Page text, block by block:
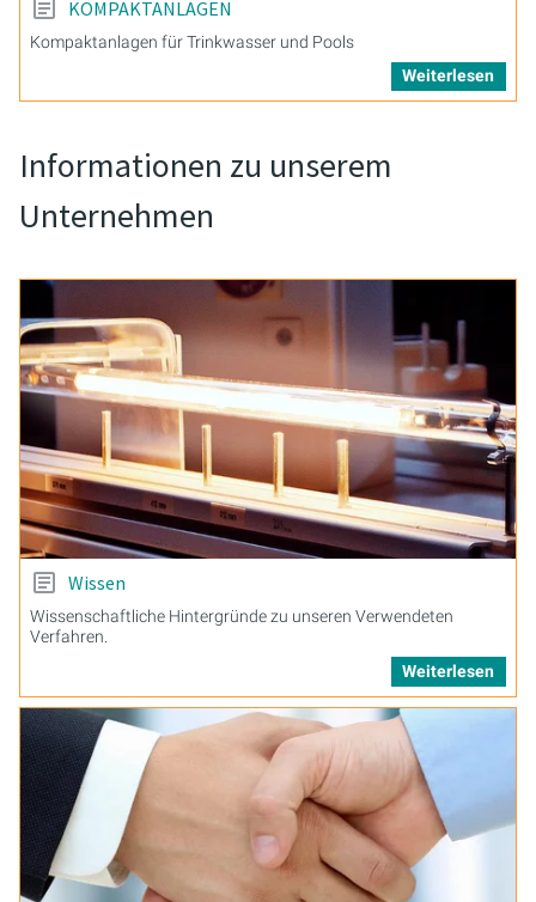
KOMPAKTANLAGEN
Kompaktanlagen für Trinkwasser und Pools
Weiterlesen
Informationen zu unserem
Unternehmen
Wissen
Wissenschaftliche Hintergründe zu unseren Verwendeten
Verfahren.
Weiterlesen